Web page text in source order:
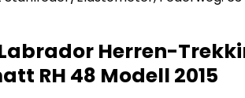
Herren-
RH 48 Modell 2015